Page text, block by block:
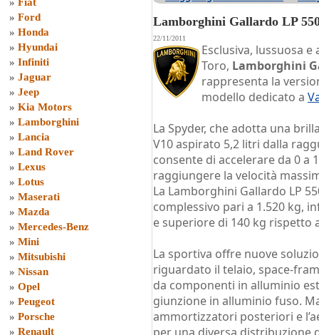
» Ford
» Honda
» Hyundai
» Infiniti
» Jaguar
» Jeep
» Kia Motors
» Lamborghini
» Lancia
» Land Rover
» Lexus
» Lotus
» Maserati
» Mazda
» Mercedes-Benz
» Mini
» Mitsubishi
» Nissan
» Opel
» Peugeot
» Porsche
» Renault
Lamborghini Gallardo LP
22/11/2011
Esclusiva, lussuosa
Toro, Lamborghini
rappresenta la
modello dedicato a
La Spyder, che adotta una
V10 aspirato 5,2 litri dalla
consente di accelerare da 0 a
raggiungere la velocità
La Lamborghini Gallardo LP
complessivo pari a 1.520 kg,
e superiore di 140 kg rispetto
La sportiva offre nuove
riguardato il telaio, space-
da componenti in alluminio
giunzione in alluminio fuso.
ammortizzatori posteriori e